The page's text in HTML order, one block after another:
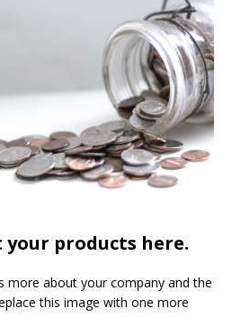
products here.
more about your company and the
this image with one more